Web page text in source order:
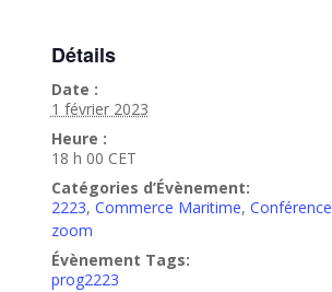
Détails
Date :
1 février 2023
Heure :
18 h 00 CET
Catégories d’Évènement:
2223, Commerce Maritime, Conférence
zoom
Évènement Tags:
prog2223